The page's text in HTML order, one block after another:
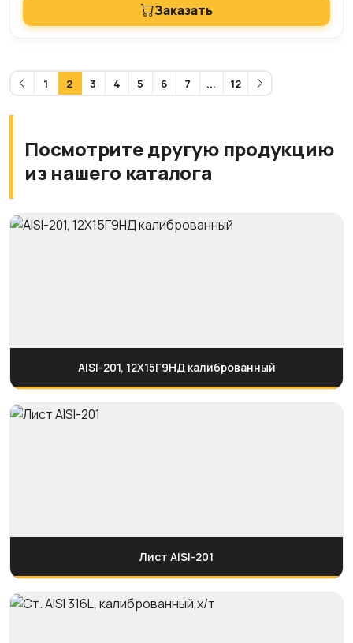
Заказать
1 2 3 4 5 6 7 ... 12
Посмотрите другую продукцию
из нашего каталога
AISI-201, 12Х15Г9НД калиброванный
Лист AISI-201